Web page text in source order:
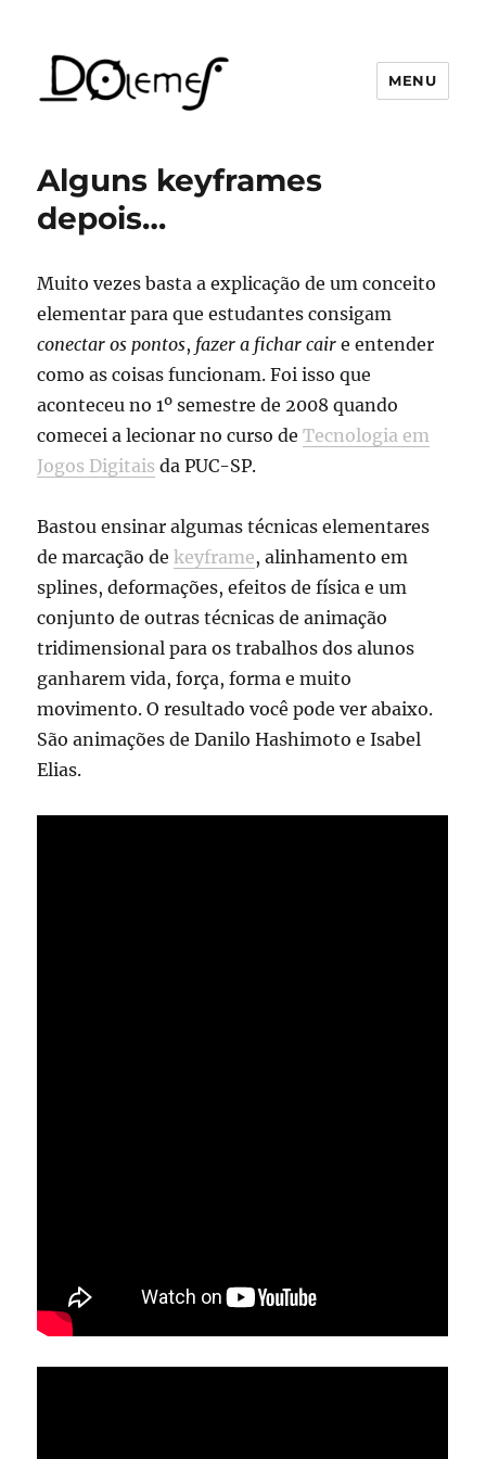
MENU
Alguns keyframes
depois…
Muito vezes basta a explicação de um conceito
elementar para que estudantes consigam
conectar os pontos, fazer a fichar cair e entender
como as coisas funcionam. Foi isso que
aconteceu no 1º semestre de 2008 quando
comecei a lecionar no curso deTecnologia em
Jogos Digitais da PUC-SP.
Bastou ensinar algumas técnicas elementares
de marcação dekeyframe, alinhamento em
splines, deformações, efeitos de física e um
conjunto de outras técnicas de animação
tridimensional para os trabalhos dos alunos
ganharem vida, força, forma e muito
movimento. O resultado você pode ver abaixo.
São animações de Danilo Hashimoto e Isabel
Elias.